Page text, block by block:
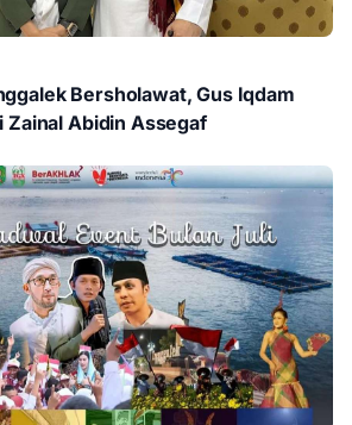
Bersholawat, Gus Iqdam
Zainal Abidin Assegaf